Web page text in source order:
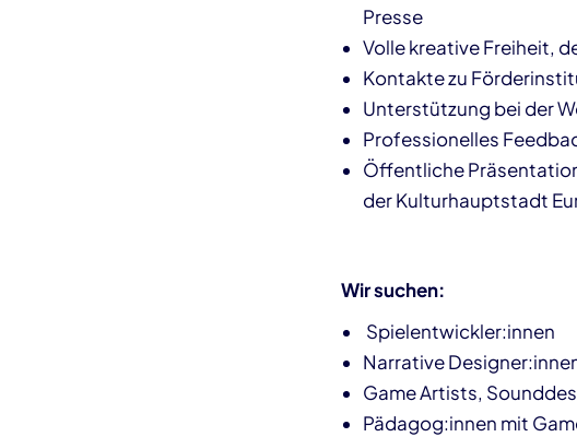
Presse
Volle kreative Freiheit,
Kontakte zu
Unterstützung bei der
Professionelles
Öffentliche
der Kulturhauptstadt
Wir suchen:
Spielentwickler:innen
Narrative
Game Artists,
Pädagog:innen mit